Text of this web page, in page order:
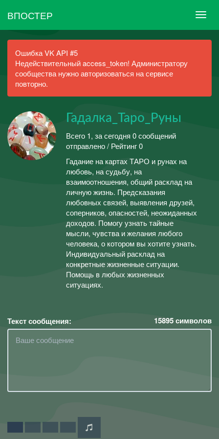
ВПОСТЕР
Ошибка VK API #5
Недействительный access_token! Администратору
сообщества нужно авторизоваться на сервисе
повторно.
Гадалка_Таро_Руны
Всего 1, за сегодня 0 сообщений
отправлено / Рейтинг 0
Гадание на картах ТАРО и рунах на
любовь, на судьбу, на
взаимоотношения, общий расклад на
личную жизнь. Предсказания
любовных связей, выявления друзей,
соперников, опасностей, неожиданных
доходов. Помогу узнать тайные
мысли, чувства и желания любого
человека, о котором вы хотите узнать.
Индивидуальный расклад на
конкретные жизненные ситуации.
Помощь в любых жизненных
ситуациях.
Текст сообщения: 15895символов